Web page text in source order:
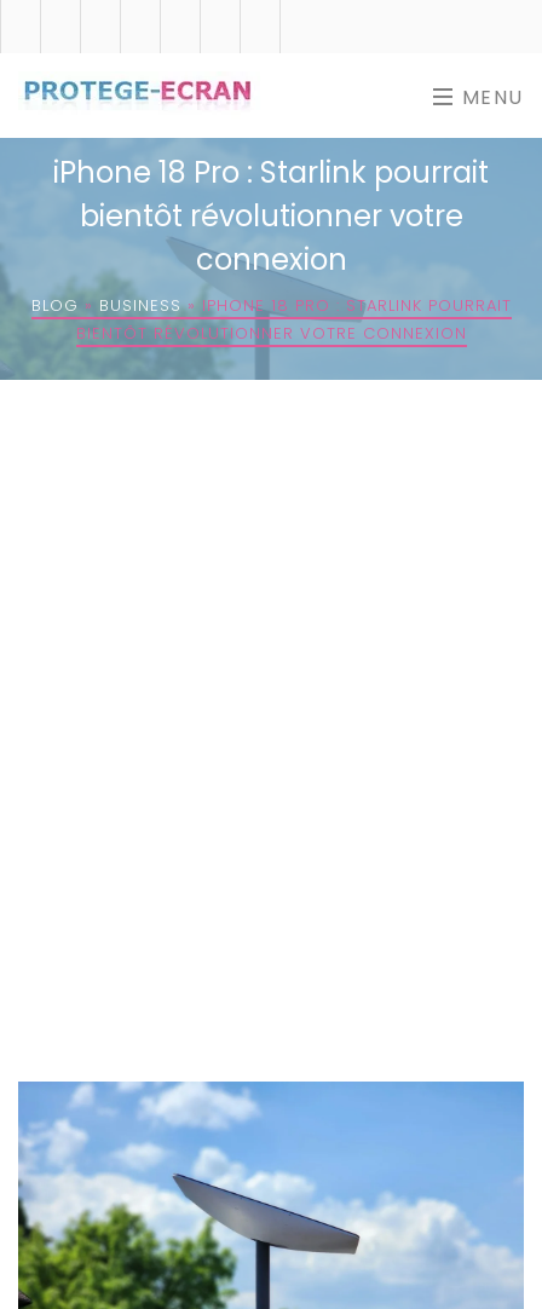
MENU
iPhone 18 Pro : Starlink pourrait
bientôt révolutionner votre
connexion
BLOG » BUSINESS» IPHONE 18 PRO : STARLINK POURRAIT
BIENTÔT RÉVOLUTIONNER VOTRE CONNEXION